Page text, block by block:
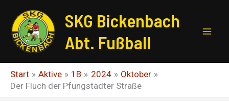
Inhalt
springen
SKG Bickenbach
Abt. Fußball
Start Aktive 1B 2024
Oktober
Der Fluch der Pfungstädter Straße